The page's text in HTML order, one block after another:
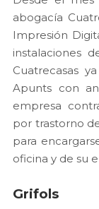
abogacía
Impresión
instalaciones
Cuatrecasas
Apunts con
empresa
por trastorno
para
oficina y de su
Grifols